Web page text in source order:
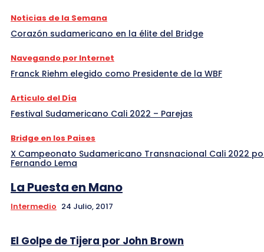
Noticias de la Semana
Corazón sudamericano en la élite del Bridge
Navegando por Internet
Franck Riehm elegido como Presidente de la WBF
Articulo del Día
Festival Sudamericano Cali 2022 – Parejas
Bridge en los Paises
X Campeonato Sudamericano Transnacional Cali 2022
Fernando Lema
La Puesta en Mano
Intermedio 24 Julio, 2017
El Golpe de Tijera por John Brown